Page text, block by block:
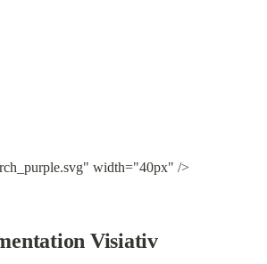
width="40px" />
Visiativ